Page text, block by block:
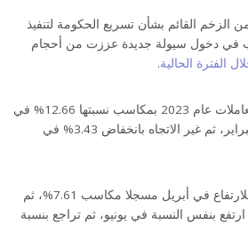
الزخم القائم بشأن تسريع الحكومة لتنفيذ
في دخول سيولة جديدة عززت من أحجام
الفترة الحالية.
واستهل المؤشر الرئيسي تعاملات عام 2023 بمكاسب نسبتها 12.66% في
شهر يناير، ثم 3.38% في فبراير، ثم غير الاتجاه بانخفاض 3.43% في
وتحول المؤشر مرة أخرى للارتفاع في أبريل مسجلا مكاسب 7.61%، ثم
إلا أنه ارتفع بنفس النسبة في يونيو، ثم تراجع بنسبة